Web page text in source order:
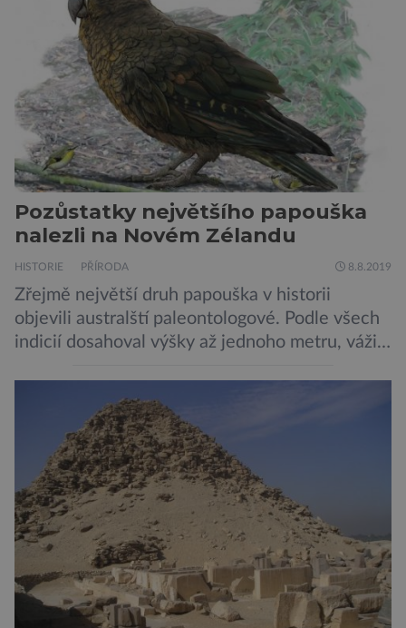
nových hvězd. Mimořádné rozlišení tohoto
záběru pořízeného pomocí přehlídkového
teleskopu ESO/VST odhaluje detaily
jednotlivých astronomických objektů, […]
Pozůstatky největšího papouška
nalezli na Novém Zélandu
HISTORIE PŘÍRODA 8.8.2019
Zřejmě největší druh papouška v historii
objevili australští paleontologové. Podle všech
indicií dosahoval výšky až jednoho metru, vážil
pojmenování Heracles inexpectatus a doba
jeho života je datována přibližně před 19
miliony lety. „Nový Zéland je dobře známý
svými velkými nelétavými ptáky. Dominantní
[…]